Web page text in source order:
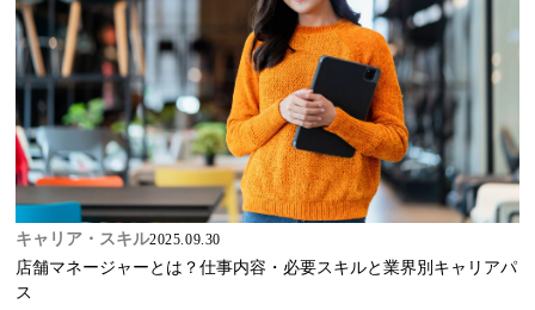
キャリア・スキル2025.09.30
店舗マネージャーとは？仕事内容・必要スキルと業界別キャリアパ
ス